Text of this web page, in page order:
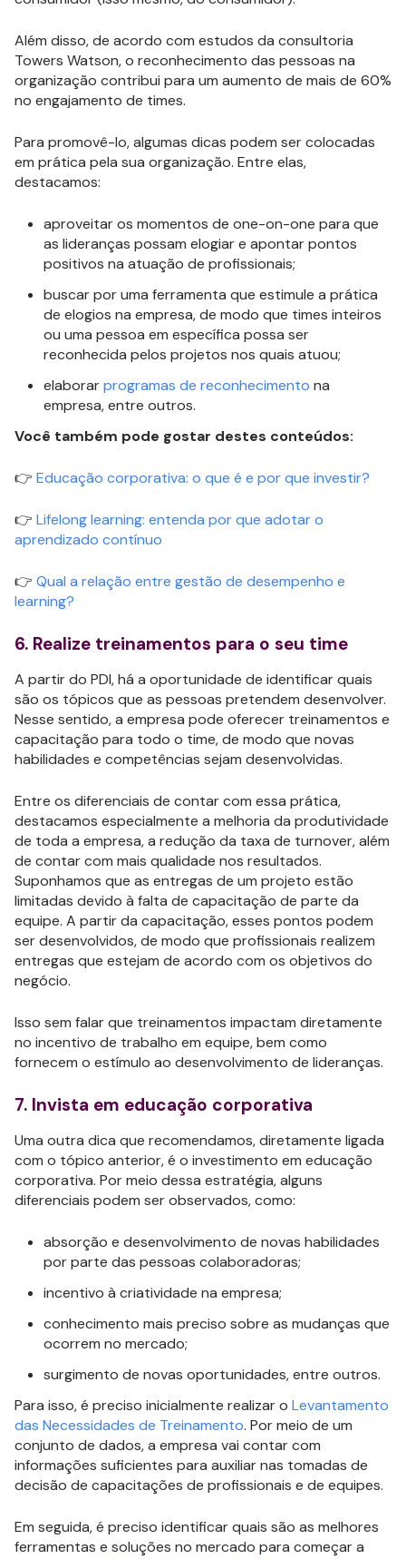
Além disso, de acordo com estudos da consultoria
Towers Watson, o reconhecimento das pessoas na
organização contribui para um aumento de mais de 60%
no engajamento de times.
Para promovê-lo, algumas dicas podem ser colocadas
em prática pela sua organização. Entre elas,
destacamos:
aproveitar os momentos de one-on-one para que
as lideranças possam elogiar e apontar pontos
positivos na atuação de profissionais;
buscar por uma ferramenta que estimule a prática
de elogios na empresa, de modo que times inteiros
ou uma pessoa em específica possa ser
reconhecida pelos projetos nos quais atuou;
elaborarprogramas de reconhecimento na
empresa, entre outros.
Você também pode gostar destes conteúdos:
👉 Educação corporativa: o que é e por que investir?
👉 Lifelong learning: entenda por que adotar o
aprendizado contínuo
👉 Qual a relação entre gestão de desempenho e
learning?
6. Realize treinamentos para o seu time
A partir do PDI, há a oportunidade de identificar quais
são os tópicos que as pessoas pretendem desenvolver.
Nesse sentido, a empresa pode oferecer treinamentos e
capacitação para todo o time, de modo que novas
habilidades e competências sejam desenvolvidas.
Entre os diferenciais de contar com essa prática,
destacamos especialmente a melhoria da produtividade
de toda a empresa, a redução da taxa de turnover, além
de contar com mais qualidade nos resultados.
Suponhamos que as entregas de um projeto estão
limitadas devido à falta de capacitação de parte da
equipe. A partir da capacitação, esses pontos podem
ser desenvolvidos, de modo que profissionais realizem
entregas que estejam de acordo com os objetivos do
negócio.
Isso sem falar que treinamentos impactam diretamente
no incentivo de trabalho em equipe, bem como
fornecem o estímulo ao desenvolvimento de lideranças.
7. Invista em educação corporativa
Uma outra dica que recomendamos, diretamente ligada
com o tópico anterior, é o investimento em educação
corporativa. Por meio dessa estratégia, alguns
diferenciais podem ser observados, como:
absorção e desenvolvimento de novas habilidades
por parte das pessoas colaboradoras;
incentivo à criatividade na empresa;
conhecimento mais preciso sobre as mudanças que
ocorrem no mercado;
surgimento de novas oportunidades, entre outros.
Para isso, é preciso inicialmente realizar o Levantamento
das Necessidades de Treinamento. Por meio de um
conjunto de dados, a empresa vai contar com
informações suficientes para auxiliar nas tomadas de
decisão de capacitações de profissionais e de equipes.
Em seguida, é preciso identificar quais são as melhores
ferramentas e soluções no mercado para começar a